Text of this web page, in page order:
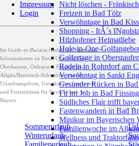
Impressum
Login
Im Guide-to-Bavaria finden Sie Tipps und
Informationen zu Ihren Urlaubszielen
Oberbayern, Ostbayern, Franken und
Allgäu/Bayerisch-Schwaben, zudem
Urlaubsangebote, Unterkünfte, Gastromie
und Freizeitideen für Ihren Urlaub in
Bayern.
Sommerurlaub
Winterurlaub
Familienurlaub
Copyright
Nicht löschen -
Freizeit in Bad Tölz
Verwöhntage in Bad
Shopping - ItÂ´s
Hilzhofener Heimatliebe
Hole-in-One-
Golfertage in Oberstaufen
Radeln in Rohrdorf am
Verwöhntag in Sankt
Gesunder Rücken in
Fit im Job in Bad Füssing
Südliches Flair trifft
Fastenwandern in Bad
Minikur im Bayerischen
Familienwoche im Allgäu
Wellness und